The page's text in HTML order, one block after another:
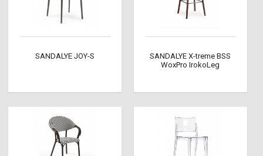
SANDALYE JOY-S
SANDALYE X-treme BSS
WoxPro IrokoLeg